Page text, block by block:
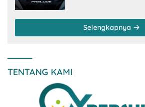
Selengkapnya
TENTANG KAMI